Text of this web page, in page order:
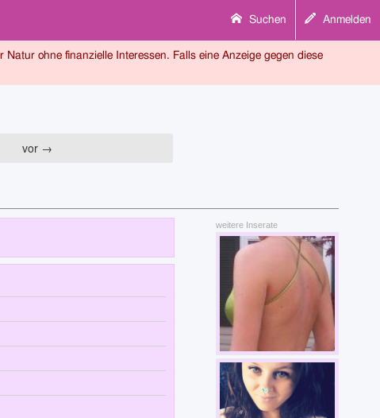
Suchen Anmelden
ohne finanzielle Interessen. Falls eine Anzeige gegen diese
vor →
weitere Inserate